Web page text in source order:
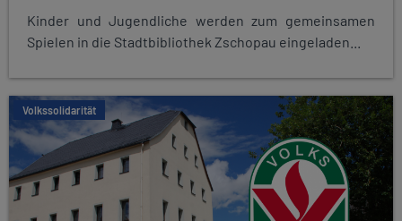
Kinder und Jugendliche werden zum gemeinsamen
Spielen in die Stadtbibliothek Zschopau eingeladen...
Volkssolidarität